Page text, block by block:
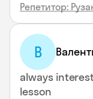
Репетитор:
В
always
lesson